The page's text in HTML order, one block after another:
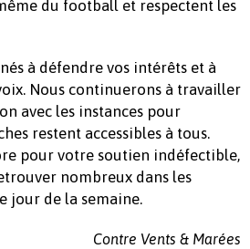
du football et respectent les
à défendre vos intérêts et à
Nous continuerons à travailler
avec les instances pour
restent accessibles à tous.
pour votre soutien indéfectible,
nombreux dans les
jour de la semaine.
Contre Vents & Marées